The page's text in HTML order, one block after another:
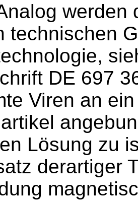
werden
technischen
DE 697
Viren an
Lösung zu
derartiger